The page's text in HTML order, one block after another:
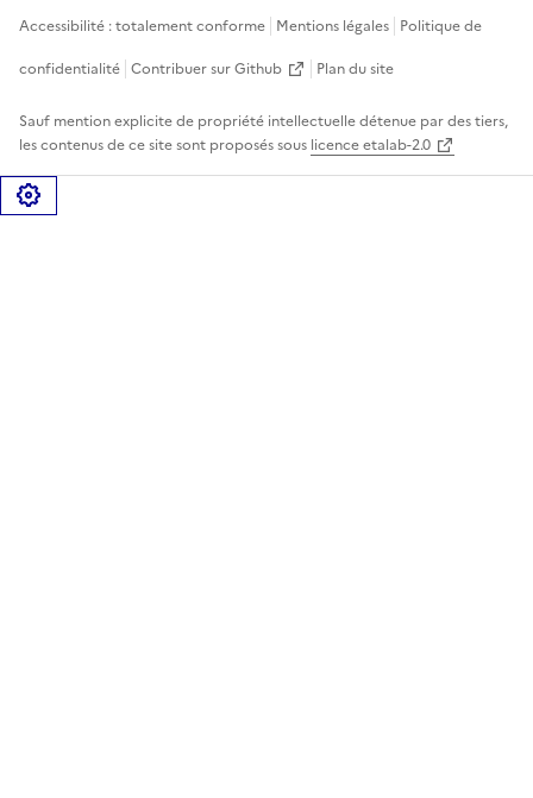
Accessibilité : totalement conforme Mentions légales Politique de
confidentialité Contribuer sur Github Plan du site
Sauf mention explicite de propriété intellectuelle détenue par des tiers,
les contenus de ce site sont proposés sous licence etalab-2.0
Gérer les cookies